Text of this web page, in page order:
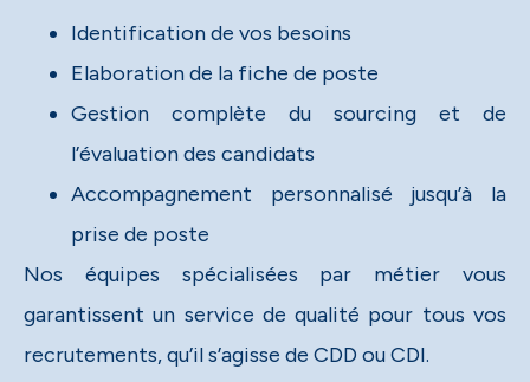
Identification de vos besoins​
Elaboration de la fiche de poste ​
Gestion complète du sourcing et de
l’évaluation des candidats​
Accompagnement personnalisé jusqu’à la
prise de poste​
Nos équipes spécialisées par métier vous
garantissent un service de qualité pour tous vos
recrutements, qu’il s’agisse de CDD ou CDI.​